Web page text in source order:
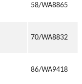
58/WA8865
70/WA8832
86/WA9418